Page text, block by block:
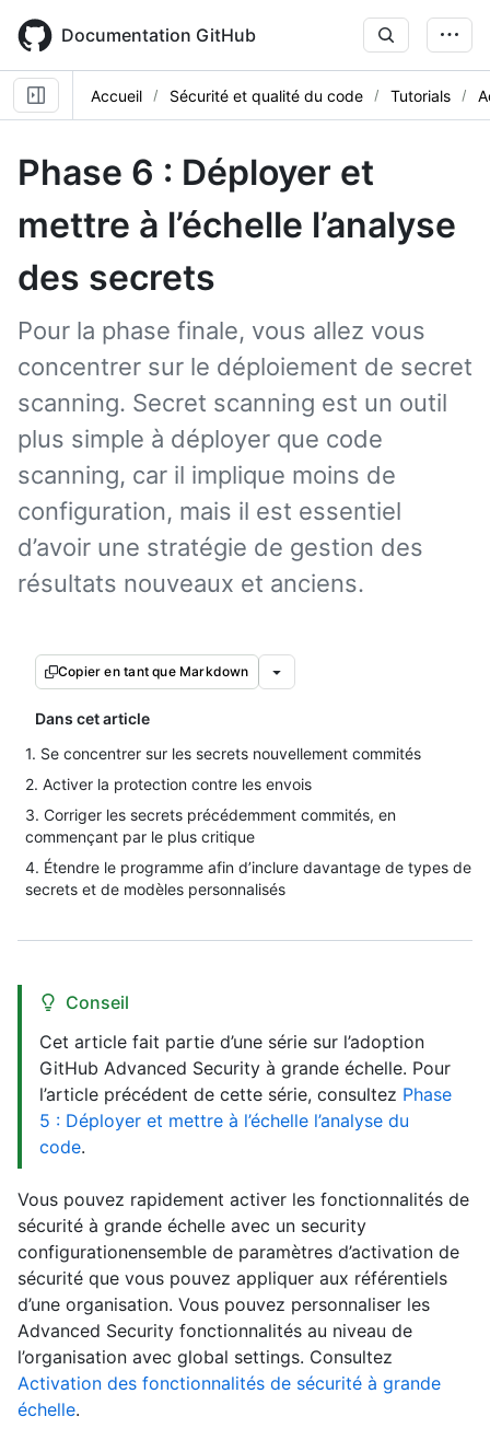
main
content
Documentation GitHub
Accueil Sécurité et qualité du code Tutorials
Phase 6 : Déployer et
mettre à l’échelle l’analyse
des secrets
Pour la phase finale, vous allez vous
concentrer sur le déploiement de secret
scanning. Secret scanning est un outil
plus simple à déployer que code
scanning, car il implique moins de
configuration, mais il est essentiel
d’avoir une stratégie de gestion des
résultats nouveaux et anciens.
Copier en tant que Markdown
Dans cet article
1. Se concentrer sur les secrets nouvellement commités
2. Activer la protection contre les envois
3. Corriger les secrets précédemment commités, en
commençant par le plus critique
4. Étendre le programme afin d’inclure davantage de types de
secrets et de modèles personnalisés
Conseil
Cet article fait partie d’une série sur l’adoption
GitHub Advanced Security à grande échelle. Pour
l’article précédent de cette série, consultez Phase
5 : Déployer et mettre à l’échelle l’analyse du
code.
Vous pouvez rapidement activer les fonctionnalités de
sécurité à grande échelle avec un security
configurationensemble de paramètres d’activation de
sécurité que vous pouvez appliquer aux référentiels
d’une organisation. Vous pouvez personnaliser les
Advanced Security fonctionnalités au niveau de
l’organisation avec global settings. Consultez
Activation des fonctionnalités de sécurité à grande
échelle.